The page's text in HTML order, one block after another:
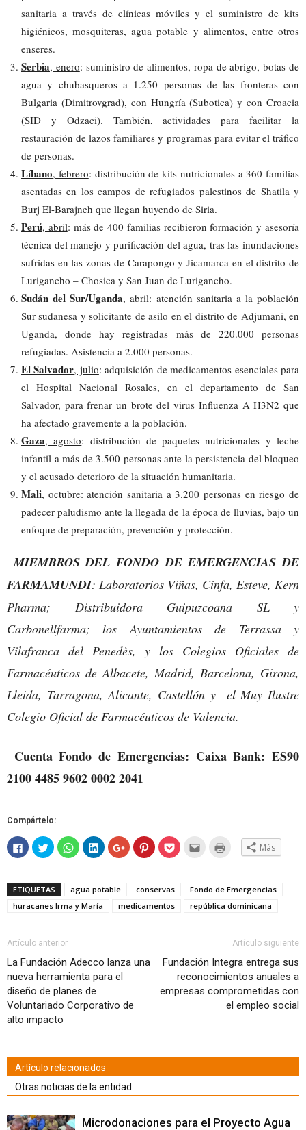
sanitaria a través de clínicas móviles y el suministro de kits
higiénicos, mosquiteras, agua potable y alimentos, entre otros
enseres.
Serbia, enero: suministro de alimentos, ropa de abrigo, botas de
agua y chubasqueros a 1.250 personas de las fronteras con
Bulgaria (Dimitrovgrad), con Hungría (Subotica) y con Croacia
(SID y Odzaci). También, actividades para facilitar la
restauración de lazos familiares y programas para evitar el tráfico
de personas.
Líbano, febrero: distribución de kits nutricionales a 360 familias
asentadas en los campos de refugiados palestinos de Shatila y
Burj El-Barajneh que llegan huyendo de Siria.
Perú, abril: más de 400 familias recibieron formación y asesoría
técnica del manejo y purificación del agua, tras las inundaciones
sufridas en las zonas de Carapongo y Jicamarca en el distrito de
Lurigancho – Chosica y San Juan de Lurigancho.
Sudán del Sur/Uganda, abril: atención sanitaria a la población
Sur sudanesa y solicitante de asilo en el distrito de Adjumani, en
Uganda, donde hay registradas más de 220.000 personas
refugiadas. Asistencia a 2.000 personas.
El Salvador, julio: adquisición de medicamentos esenciales para
el Hospital Nacional Rosales, en el departamento de San
Salvador, para frenar un brote del virus Influenza A H3N2 que
ha afectado gravemente a la población.
Gaza, agosto: distribución de paquetes nutricionales y leche
infantil a más de 3.500 personas ante la persistencia del bloqueo
y el acusado deterioro de la situación humanitaria.
Mali, octubre: atención sanitaria a 3.200 personas en riesgo de
padecer paludismo ante la llegada de la época de lluvias, bajo un
enfoque de preparación, prevención y protección.
MIEMBROS DEL FONDO DE EMERGENCIAS DE
FARMAMUNDI: Laboratorios Viñas, Cinfa, Esteve, Kern
Pharma; Distribuidora Guipuzcoana SL y
Carbonellfarma; los Ayuntamientos de Terrassa y
Vilafranca del Penedès, y los Colegios Oficiales de
Farmacéuticos de Albacete, Madrid, Barcelona, Girona,
Lleida, Tarragona, Alicante, Castellón y el Muy Ilustre
Colegio Oficial de Farmacéuticos de Valencia.
Cuenta Fondo de Emergencias: Caixa Bank: ES90
2100 4485 9602 0002 2041
Compártelo:
Haz
clic
para
Facebook
(Se
abre
en
Haz
clic
para
Twitter
(Se
abre
en
Haz
clic
para
WhatsApp
(Se
abre
en
Haz
clic
para
LinkedIn
(Se
abre
en
Haz
clic
para
Google+
(Se
abre
en
Haz
clic
para
Pinterest
(Se
abre
en
Haz
clic
Pocket
abre
Hac
correo
electrónico
a
un
ventana
nueva)
abre
en
una
ventana
Más
ETIQUETAS agua potable conservas
Fondo de Emergencias
huracanes Irma y María
medicamentos república dominicana
Artículo anterior
La Fundación Adecco lanza una
nueva herramienta para el
diseño de planes de
Voluntariado Corporativo de
alto impacto
Artículo siguiente
Fundación Integra entrega sus
reconocimientos anuales a
empresas comprometidas con
el empleo social
Artículo relacionados
Otras noticias de la entidad
Microdonaciones para el Proyecto Agua